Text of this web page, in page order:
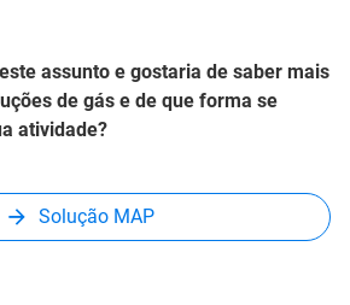
assunto e gostaria de saber mais
de gás e de que forma se
atividade?
Solução MAP